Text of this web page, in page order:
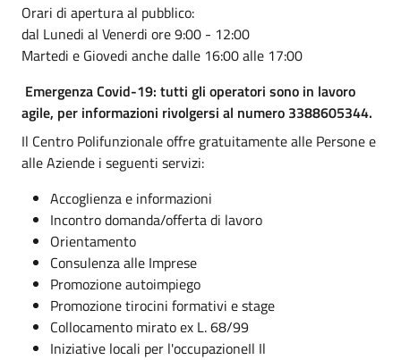
Orari di apertura al pubblico:
dal Lunedi al Venerdi ore 9:00 - 12:00
Martedi e Giovedi anche dalle 16:00 alle 17:00
Emergenza Covid-19: tutti gli operatori sono in lavoro
agile, per informazioni rivolgersi al numero 3388605344.
Il Centro Polifunzionale offre gratuitamente alle Persone e
alle Aziende i seguenti servizi:
Accoglienza e informazioni
Incontro domanda/offerta di lavoro
Orientamento
Consulenza alle Imprese
Promozione autoimpiego
Promozione tirocini formativi e stage
Collocamento mirato ex L. 68/99
Iniziative locali per l'occupazioneIl Il